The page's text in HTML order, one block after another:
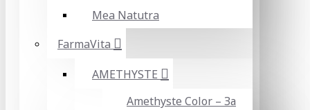
Mea Natutra
FarmaVita
AMETHYSTE
Amethyste Color – За